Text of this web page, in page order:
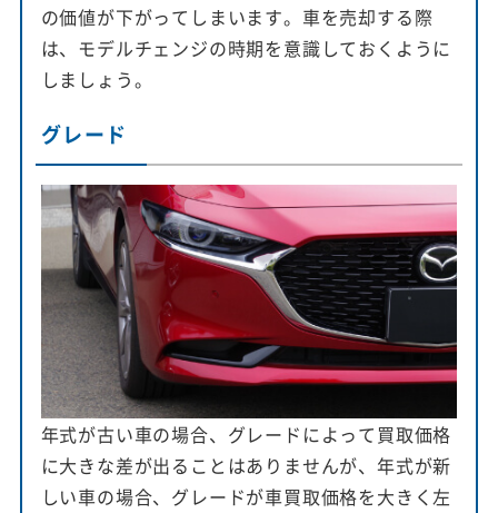
の価値が下がってしまいます。車を売却する際
は、モデルチェンジの時期を意識しておくように
しましょう。
グレード
年式が古い車の場合、グレードによって買取価格
に大きな差が出ることはありませんが、年式が新
しい車の場合、グレードが車買取価格を大きく左